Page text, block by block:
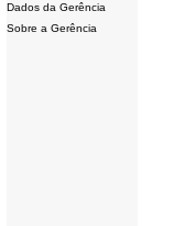
Dados da Gerência
Sobre a Gerência